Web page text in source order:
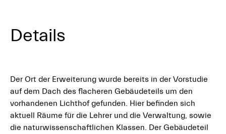
Details
Der Ort der Erweiterung wurde bereits in der Vorstudie
auf dem Dach des flacheren Gebäudeteils um den
vorhandenen Lichthof gefunden. Hier befinden sich
aktuell Räume für die Lehrer und die Verwaltung, sowie
die naturwissenschaftlichen Klassen. Der Gebäudeteil